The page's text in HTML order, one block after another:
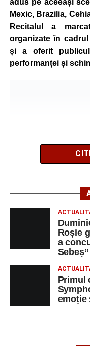
Înaintea zilei de
vor putea înscrie
Oficial de Înscrieri
funcționa după
Roșie, unde vor
traseul de concurs.
Startul competiției
ora 10:00, la Râpa
Înscrierile online
pot fi efectuate pe
Mexic, Brazilia,
Recitalul a
organizate în
și a oferit
performanței și
String
instrumentiști din 6
participă, timp
perfecționare,
îndrumarea unor
Roșie
a
Sebeș”
Primul
emoție